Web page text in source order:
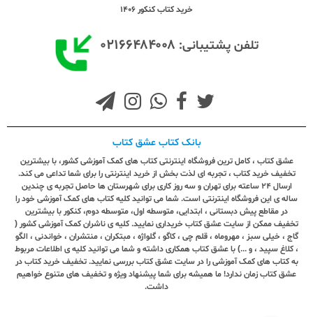
خرید کتاب کنکور 1406
تلفن پشتیبانی: ۰۲۱۶۶۴۸۴۰۰۸
بانک کتاب عشق کتاب
عشق کتاب ، کامل ترین فروشگاه اینترنتی کتاب های کمک آموزشی کشور، با بیشترین
تخفیف خرید کتاب ، تجربه ای لذت بخش از خرید اینترنتی را برای شما تداعی می کند.
ارسال ٢٤ ساعته برای تهران و سه روز کاری برای شهرستان ها حاصل تجربه ی چندین
ساله ی این فروشگاه اینترنتی است. شما می توانید کلیه کتاب های کمک آموزشی خود را
در مقاطع پیش دبستانی ، ابتدایی، متوسطه اول، متوسطه دوم، کنکور با بیشترین
تخفیف ممکن از سایت عشق کتاب خریداری نمایید. کلیه ی ناشران کمک آموزشی کشور (
گاج ، خیلی سبز ، مهروماه ، قلم چی ، کاگو ، گلواژه ، مبتکران ، منتشران ، خواندنی ، الگو
، کلاغ سپید ، و ...) با عشق کتاب همکاری داشته و شما می توانید کلیه ی اطلاعات مربوط
به کتاب های کمک آموزشی را در سایت عشق کتاب بررسی نمایید. تخفیف خرید کتاب در
عشق کتاب زمان ندارد! ما همیشه برای شما پیشنهاد ویژه و تخفیف های متنوع خواهیم
داشت.